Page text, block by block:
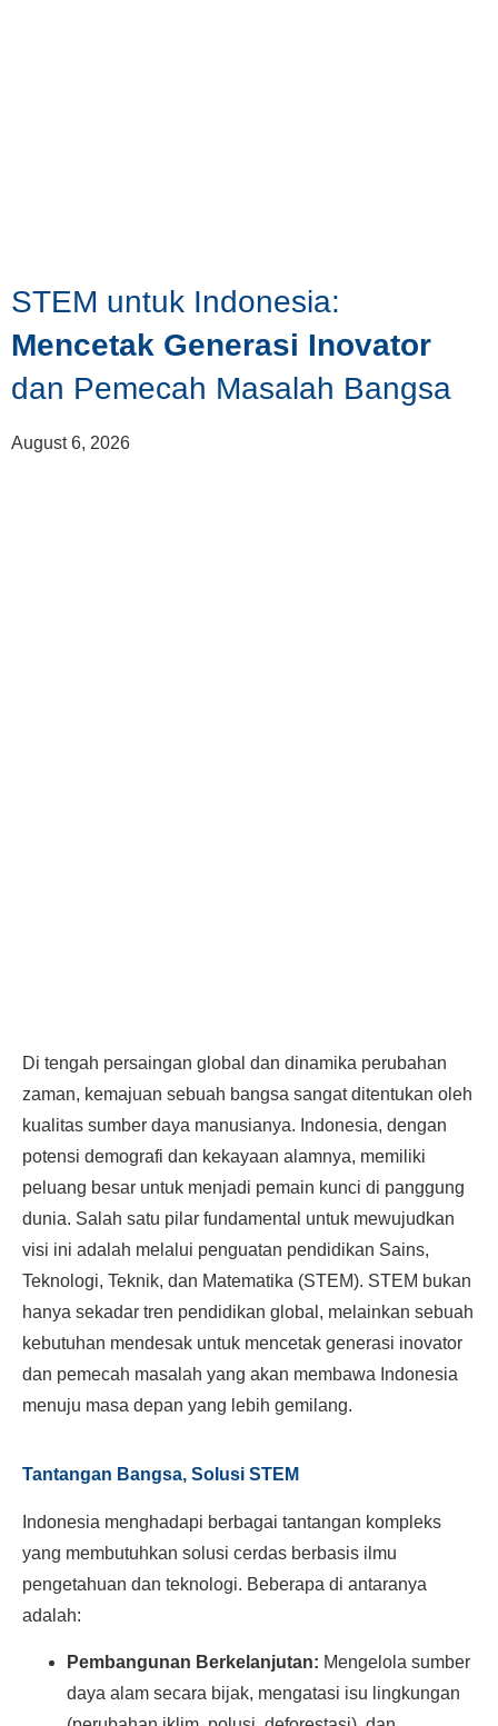
STEM untuk Indonesia:
Mencetak Generasi Inovator
dan Pemecah Masalah Bangsa
August 6, 2026
Di tengah persaingan global dan dinamika perubahan
zaman, kemajuan sebuah bangsa sangat ditentukan oleh
kualitas sumber daya manusianya. Indonesia, dengan
potensi demografi dan kekayaan alamnya, memiliki
peluang besar untuk menjadi pemain kunci di panggung
dunia. Salah satu pilar fundamental untuk mewujudkan
visi ini adalah melalui penguatan pendidikan Sains,
Teknologi, Teknik, dan Matematika (STEM). STEM bukan
hanya sekadar tren pendidikan global, melainkan sebuah
kebutuhan mendesak untuk mencetak generasi inovator
dan pemecah masalah yang akan membawa Indonesia
menuju masa depan yang lebih gemilang.
Tantangan Bangsa, Solusi STEM
Indonesia menghadapi berbagai tantangan kompleks
yang membutuhkan solusi cerdas berbasis ilmu
pengetahuan dan teknologi. Beberapa di antaranya
adalah:
Pembangunan Berkelanjutan: Mengelola sumber
daya alam secara bijak, mengatasi isu lingkungan